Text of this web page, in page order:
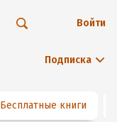
Подписка
Войти
Бесплатные книги